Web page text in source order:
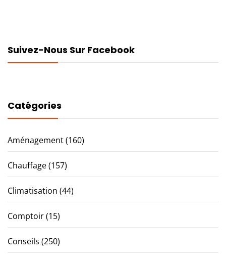
Suivez-Nous Sur Facebook
Catégories
Aménagement(160)
Chauffage(157)
Climatisation (44)
Comptoir(15)
Conseils (250)